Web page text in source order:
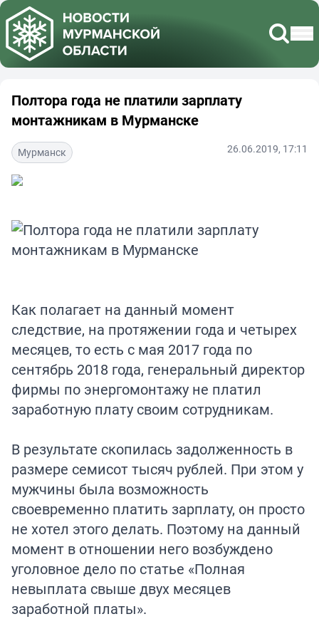
Полтора года не платили зарплату
монтажникам в Мурманске
Мурманск 26.06.2019, 17:11
Как полагает на данный момент
следствие, на протяжении года и четырех
месяцев, то есть с мая 2017 года по
сентябрь 2018 года, генеральный директор
фирмы по энергомонтажу не платил
заработную плату своим сотрудникам.
В результате скопилась задолженность в
размере семисот тысяч рублей. При этом у
мужчины была возможность
своевременно платить зарплату, он просто
не хотел этого делать. Поэтому на данный
момент в отношении него возбуждено
уголовное дело по статье «Полная
невыплата свыше двух месяцев
заработной платы».